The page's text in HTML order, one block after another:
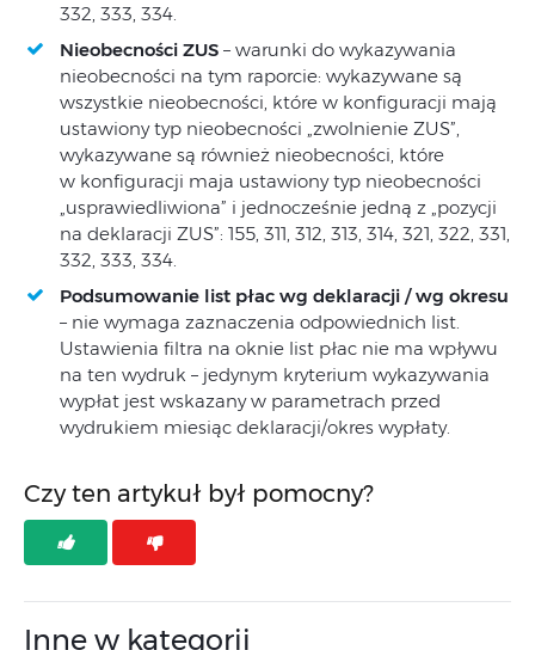
332, 333, 334.
Nieobecności ZUS – warunki do wykazywania
nieobecności na tym raporcie: wykazywane są
wszystkie nieobecności, które w konfiguracji mają
ustawiony typ nieobecności „zwolnienie ZUS”,
wykazywane są również nieobecności, które
w konfiguracji maja ustawiony typ nieobecności
„usprawiedliwiona” i jednocześnie jedną z „pozycji
na deklaracji ZUS”: 155, 311, 312, 313, 314, 321, 322, 331,
332, 333, 334.
Podsumowanie list płac wg deklaracji / wg okresu
– nie wymaga zaznaczenia odpowiednich list.
Ustawienia filtra na oknie list płac nie ma wpływu
na ten wydruk – jedynym kryterium wykazywania
wypłat jest wskazany w parametrach przed
wydrukiem miesiąc deklaracji/okres wypłaty.
Czy ten artykuł był pomocny?
Inne w kategorii